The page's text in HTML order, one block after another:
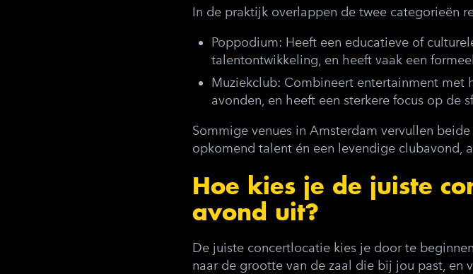
In de praktijk overlappen de twee categorieën
Poppodium: Heeft een educatieve of
talentontwikkeling, en heeft vaak een
Muziekclub: Combineert entertainment met
avonden, en heeft een sterkere focus op de
Sommige venues in Amsterdam vervullen
opkomend talent én een levendige clubavond,
Hoe kies je de juiste
avond uit?
De juiste concertlocatie kies je door te
naar de grootte van de zaal die bij jou past, en